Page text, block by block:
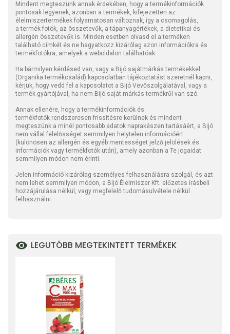
Mindent megteszünk annak érdekében, hogy a termékinformációk
pontosak legyenek, azonban a termékek, kifejezetten az
élelmiszertermékek folyamatosan változnak, így a csomagolás,
a termék fotók, az összetevők, a tápanyagértékek, a dietetikai és
allergén összetevők is. Minden esetben olvasd el a terméken
található címkét és ne hagyatkozz kizárólag azon információkra és
termékfotókra, amelyek a weboldalon találhatóak.
Ha bármilyen kérdésed van, vagy a Bijó sajátmárkás termékekkel
(Organika termékcsalád) kapcsolatban tájékoztatást szeretnél kapni,
kérjük, hogy vedd fel a kapcsolatot a Bijó Vevőszolgálatával, vagy a
termék gyártójával, ha nem Bijó saját márkás termékről van szó.
Annak ellenére, hogy a termékinformációk és
termékfotók rendszeresen frissítésre kerülnek és mindent
megteszünk a minél pontosabb adatok naprakészen tartásáért, a Bijó
nem vállal felelősséget semmilyen helytelen információért
(különösen az allergén és egyéb mentességet jelző jelölések és
információk vagy termékfotók után), amely azonban a Te jogaidat
semmilyen módon nem érinti.
Jelen információ kizárólag személyes felhasználásra szolgál, és azt
nem lehet semmilyen módon, a Bijó Élelmiszer Kft. előzetes írásbeli
hozzájárulása nélkül, vagy megfelelő tudomásulvétele nélkül
felhasználni.
LEGUTÓBB MEGTEKINTETT TERMÉKEK